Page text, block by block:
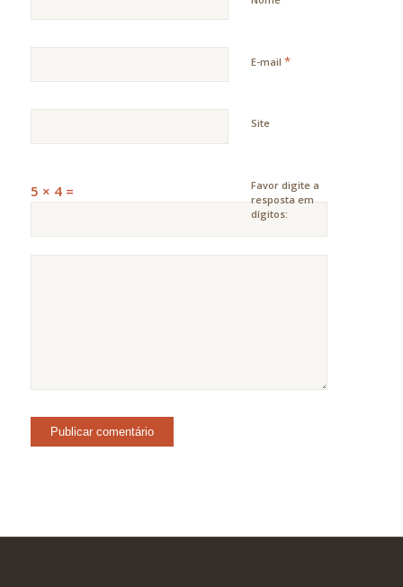
E-mail *
Site
Favor digite a
resposta em
dígitos:
5 × 4 =